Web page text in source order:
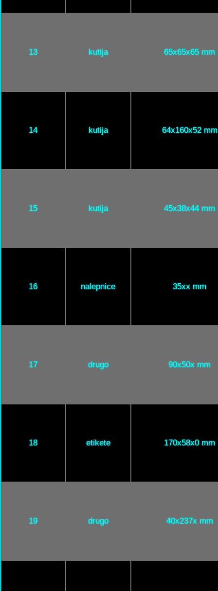
13 kutija 65x65x65 mm
14 kutija 64x160x52 mm
15 kutija 45x38x44 mm
16 nalepnice 35xx mm
17 drugo 90x50x mm
18 etikete 170x58x0 mm
19 drugo 40x237x mm